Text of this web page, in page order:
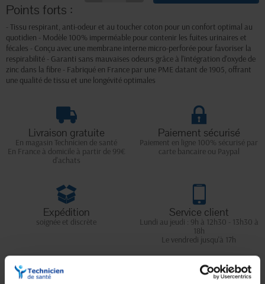
Points forts :
- Tissu respirant, anti-odeur et au toucher coton pour un confort optimal au
quotidien - Modèle 100% imperméable pour contenir les fuites urinaires et
fécales - Conçu avec une membrane interne micro-perforée pour favoriser la
respirabilité - Garanti sans mauvaises odeurs grâce à l'intégration d'oxyde de
zinc dans la fibre - Fabriqué en France par une PME datant de 1905, offrant
une qualité de tissu et une longévité optimales
Livraison gratuite
En magasin Technicien de santé
En France à domicile à partir de 99€
d'achats
Paiement sécurisé
Paiement en ligne 100% sécurisé par
carte bancaire ou Paypal
Expédition
soignée et discrète
Service client
Lundi au jeudi : 9h à 12h30 - 13h30 à
18h
Le vendredi jusqu'à 17h
Description